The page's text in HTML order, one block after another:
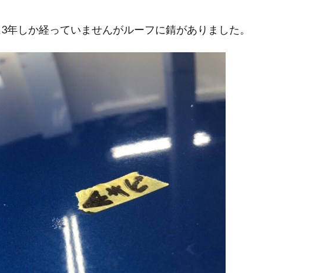
しか経っていませんがルーフに錆がありました。